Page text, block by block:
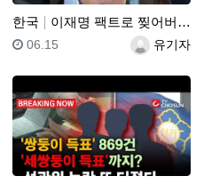
한국 이재명 팩트로 찢어버리는 중학생
등록자유기자
등록일
06.15